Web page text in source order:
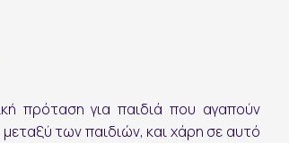
πρόταση για παιδιά που αγαπούν
μεταξύ των παιδιών, και χάρη σε αυτό